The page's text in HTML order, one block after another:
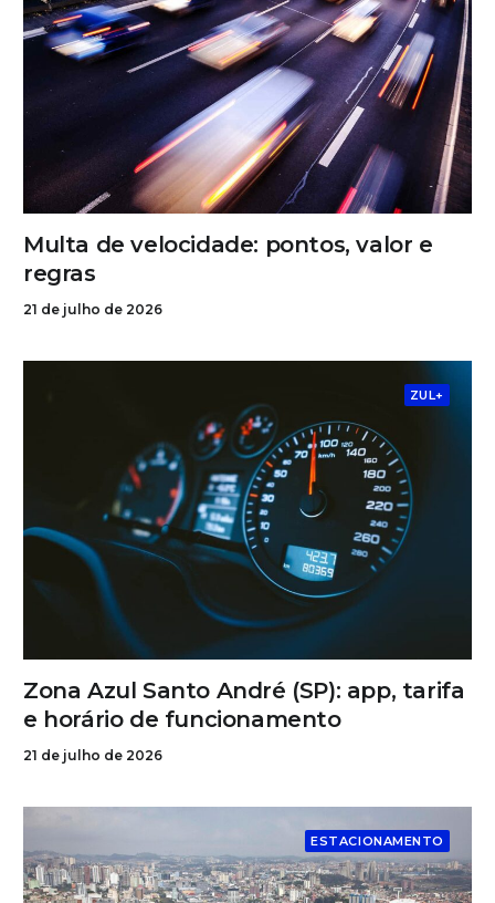
Multa de velocidade: pontos, valor e
regras
21 de julho de 2026
ZUL+
Zona Azul Santo André (SP): app, tarifa
e horário de funcionamento
21 de julho de 2026
ESTACIONAMENTO